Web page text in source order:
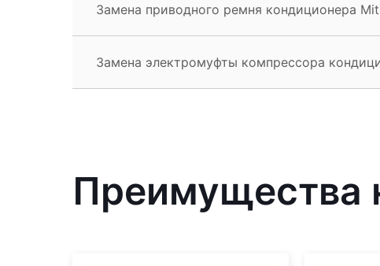
Замена приводного ремня кондиционера
Замена электромуфты компрессора
Преимущества